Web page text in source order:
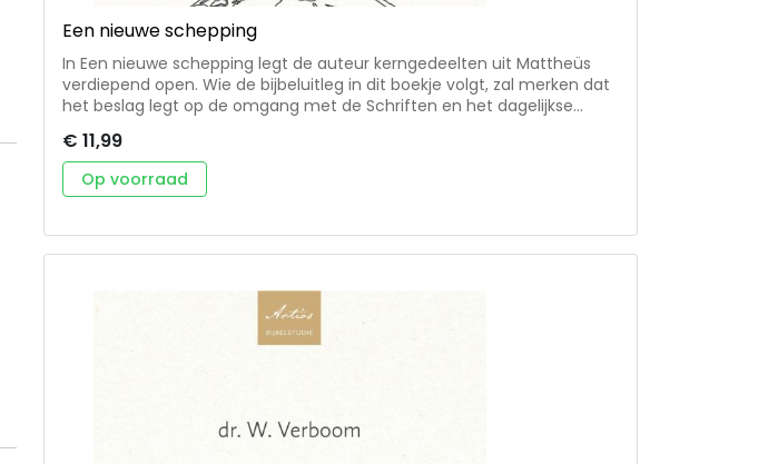
Een nieuwe schepping
In Een nieuwe schepping legt de auteur kerngedeelten uit Mattheüs
verdiepend open. Wie de bijbeluitleg in dit boekje volgt, zal merken dat
het beslag legt op de omgang met de Schriften en het dagelijkse
gespreksvragen en liedsuggesties • goed bruikbaar voor kringen in de
gemeente Ds. A. Langeweg (1983) is als predikant verbonden aan de
hervormde gemeente Immanuelkerk in Barendrecht. Eerder diende hij
€ 11,99
Op voorraad